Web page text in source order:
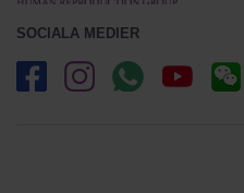
SOCIALA MEDIER